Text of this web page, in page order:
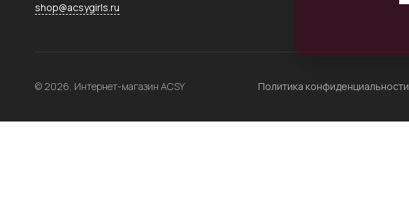
shop@acsygirls.ru
© 2026, Интернет-магазин ACSY Политика конфиденциальности